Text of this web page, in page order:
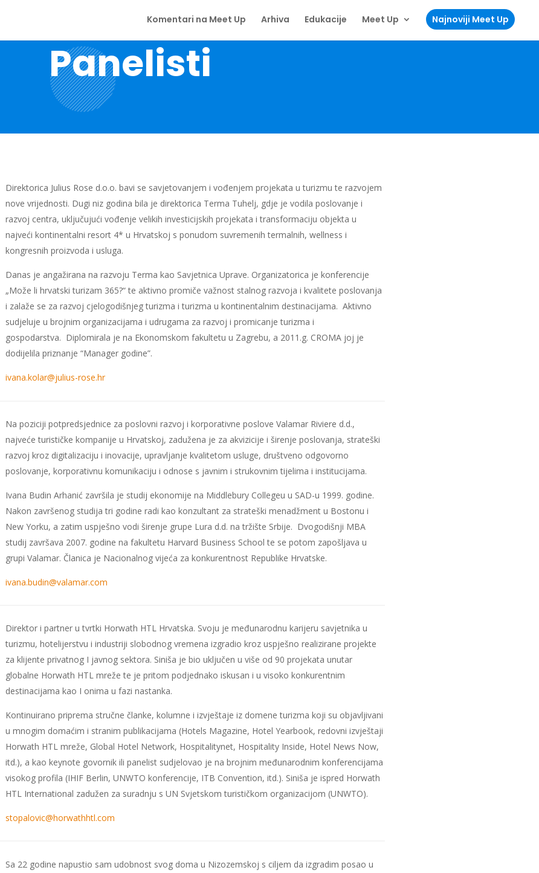
Komentari na Meet Up Arhiva Edukacije Meet Up Najnoviji Meet Up
Panelisti
Direktorica Julius Rose d.o.o. bavi se savjetovanjem i vođenjem projekata u turizmu te razvojem
nove vrijednosti. Dugi niz godina bila je direktorica Terma Tuhelj, gdje je vodila poslovanje i
razvoj centra, uključujući vođenje velikih investicijskih projekata i transformaciju objekta u
najveći kontinentalni resort 4* u Hrvatskoj s ponudom suvremenih termalnih, wellness i
kongresnih proizvoda i usluga.
Danas je angažirana na razvoju Terma kao Savjetnica Uprave. Organizatorica je konferencije
„Može li hrvatski turizam 365?“ te aktivno promiče važnost stalnog razvoja i kvalitete poslovanja
i zalaže se za razvoj cjelogodišnjeg turizma i turizma u kontinentalnim destinacijama. Aktivno
sudjeluje u brojnim organizacijama i udrugama za razvoj i promicanje turizma i
gospodarstva. Diplomirala je na Ekonomskom fakultetu u Zagrebu, a 2011.g. CROMA joj je
dodijelila priznanje “Manager godine”.
ivana.kolar@julius-rose.hr
Na poziciji potpredsjednice za poslovni razvoj i korporativne poslove Valamar Riviere d.d.,
najveće turističke kompanije u Hrvatskoj, zadužena je za akvizicije i širenje poslovanja, strateški
razvoj kroz digitalizaciju i inovacije, upravljanje kvalitetom usluge, društveno odgovorno
poslovanje, korporativnu komunikaciju i odnose s javnim i strukovnim tijelima i institucijama.
Ivana Budin Arhanić završila je studij ekonomije na Middlebury Collegeu u SAD-u 1999. godine.
Nakon završenog studija tri godine radi kao konzultant za strateški menadžment u Bostonu i
New Yorku, a zatim uspješno vodi širenje grupe Lura d.d. na tržište Srbije. Dvogodišnji MBA
studij završava 2007. godine na fakultetu Harvard Business School te se potom zapošljava u
grupi Valamar. Članica je Nacionalnog vijeća za konkurentnost Republike Hrvatske.
ivana.budin@valamar.com
Direktor i partner u tvrtki Horwath HTL Hrvatska. Svoju je međunarodnu karijeru savjetnika u
turizmu, hotelijerstvu i industriji slobodnog vremena izgradio kroz uspješno realizirane projekte
za klijente privatnog I javnog sektora. Siniša je bio uključen u više od 90 projekata unutar
globalne Horwath HTL mreže te je pritom podjednako iskusan i u visoko konkurentnim
destinacijama kao I onima u fazi nastanka.
Kontinuirano priprema stručne članke, kolumne i izvještaje iz domene turizma koji su objavljivani
u mnogim domaćim i stranim publikacijama (Hotels Magazine, Hotel Yearbook, redovni izvještaji
Horwath HTL mreže, Global Hotel Network, Hospitalitynet, Hospitality Inside, Hotel News Now,
itd.), a kao keynote govornik ili panelist sudjelovao je na brojnim međunarodnim konferencijama
visokog profila (IHIF Berlin, UNWTO konferencije, ITB Convention, itd.). Siniša je ispred Horwath
HTL International zadužen za suradnju s UN Svjetskom turističkom organizacijom (UNWTO).
stopalovic@horwathhtl.com
Sa 22 godine napustio sam udobnost svog doma u Nizozemskoj s ciljem da izgradim posao u